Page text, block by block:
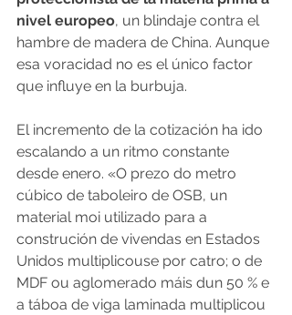
nivel europeo, un blindaje contra el
hambre de madera de China. Aunque
esa voracidad no es el único factor
que influye en la burbuja.
El incremento de la cotización ha ido
escalando a un ritmo constante
desde enero. «O prezo do metro
cúbico de taboleiro de OSB, un
material moi utilizado para a
construción de vivendas en Estados
Unidos multiplicouse por catro; o de
MDF ou aglomerado máis dun 50 % e
a táboa de viga laminada multiplicou